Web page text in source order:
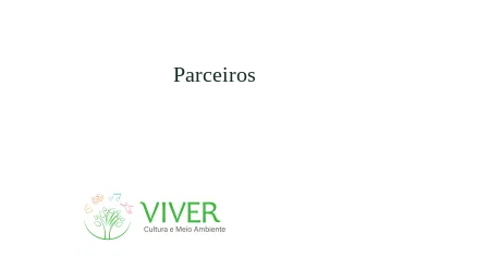
Parceiros